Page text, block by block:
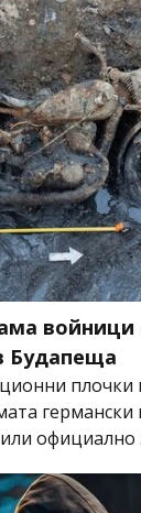
войници
Будапеща
плочки